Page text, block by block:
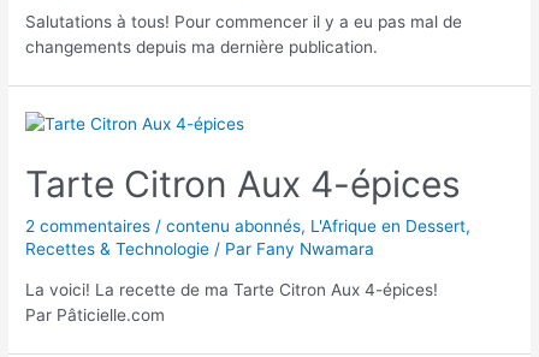
Salutations à tous! Pour commencer il y a eu pas mal de
changements depuis ma dernière publication.
Tarte Citron Aux 4-épices
2 commentaires /contenu abonnés, L'Afrique en Dessert,
Recettes & Technologie / Par Fany Nwamara
La voici! La recette de ma Tarte Citron Aux 4-épices!
Par Pâticielle.com